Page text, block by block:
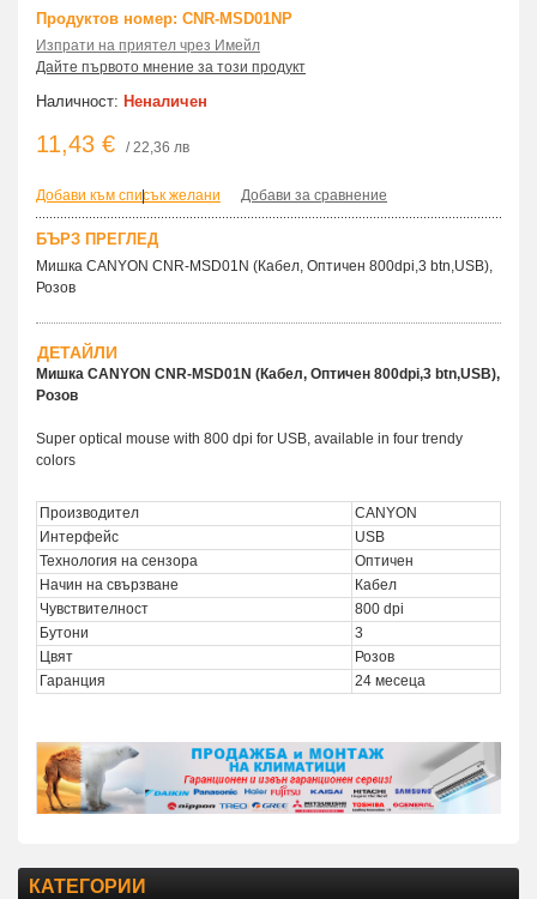
Продуктов номер: CNR-MSD01NP
Изпрати на приятел чрез Имейл
Дайте първото мнение за този продукт
Наличност: Неналичен
11,43 € / 22,36 лв
Добави към списък желани
| Добави за сравнение
БЪРЗ ПРЕГЛЕД
Мишка CANYON CNR-MSD01N (Кабел, Оптичен 800dpi,3 btn,USB),
Розов
ДЕТАЙЛИ
Мишка CANYON CNR-MSD01N (Кабел, Оптичен 800dpi,3 btn,USB),
Розов
Super optical mouse with 800 dpi for USB, available in four trendy
colors
Производител
CANYON
Интерфейс
USB
Технология на сензора
Оптичен
Начин на свързване
Кабел
Чувствителност
800 dpi
Бутони
3
Цвят
Розов
Гаранция
24 месеца
КАТЕГОРИИ